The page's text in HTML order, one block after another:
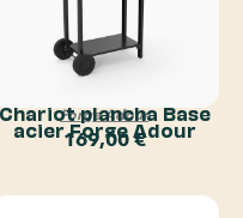
Forge Adour
plancha Base
acier Forge Adour
169,00€